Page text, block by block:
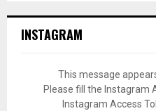
INSTAGRAM
This message
Please fill the Instagram
Instagram Access